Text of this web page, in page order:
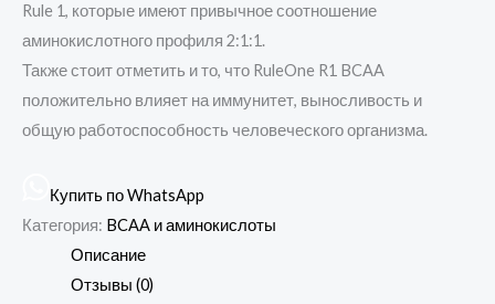
Rule 1, которые имеют привычное соотношение
аминокислотного профиля 2:1:1.
Также стоит отметить и то, что RuleOne R1 BCAA
положительно влияет на иммунитет, выносливость и
общую работоспособность человеческого организма.
Купить по WhatsApp
Категория: BCAA и аминокислоты
Описание
Отзывы (0)